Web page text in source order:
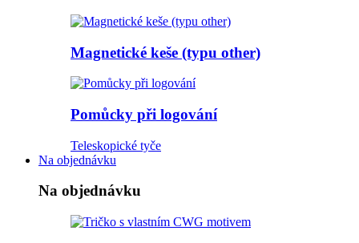
Magnetické keše (typu other)
Pomůcky při logování
Teleskopické tyče
Na objednávku
Na objednávku